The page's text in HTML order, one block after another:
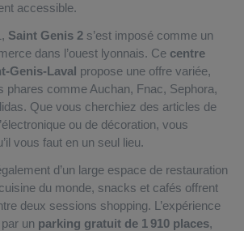
accessible.
Saint Genis 2 s’est imposé comme un
dans l’ouest lyonnais. Ce centre
Genis-Laval propose une offre variée,
phares comme Auchan, Fnac, Sephora,
Que vous cherchiez des articles de
ou de décoration, vous
vous faut en un seul lieu.
d’un large espace de restauration
du monde, snacks et cafés offrent
deux sessions shopping. L’expérience
un parking gratuit de 1 910 places,